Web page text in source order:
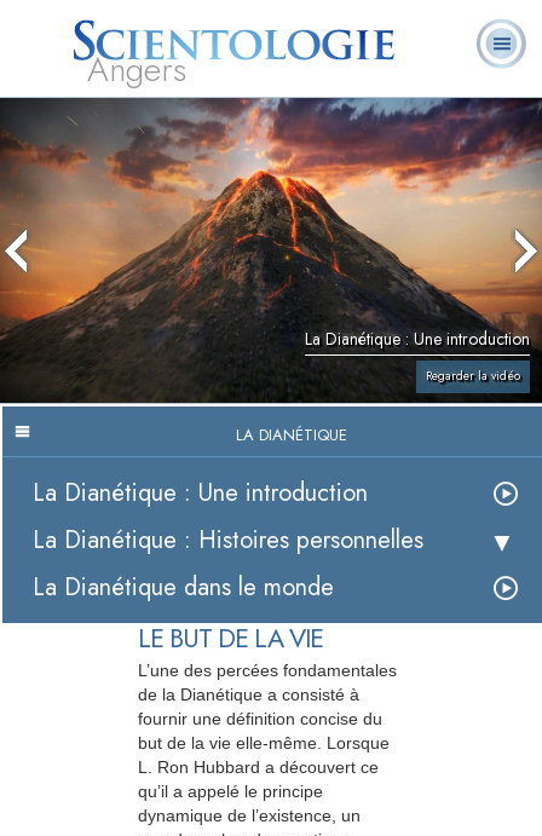
Angers
L. Ron Hubbard
Qu’est-ce que la
Scientologie ?
Ministres
volontaires
Foire aux
questions
Livres
La Dianétique : Une introduction
Regarder la vidéo
LA DIANÉTIQUE
La Dianétique : Une introduction
La Dianétique : Histoires personnelles
La Dianétique dans le monde
LE BUT DE LA VIE
L’une des percées fondamentales
de la Dianétique a consisté à
fournir une définition concise du
but de la vie elle-même. Lorsque
L. Ron Hubbard a découvert ce
qu’il a appelé le principe
dynamique de l’existence, un